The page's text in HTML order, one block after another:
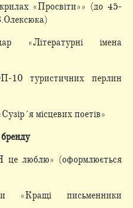
«Просвіти»» (до 45-
«Літературні імена
10 туристичних перлин
місцевих поетів»
це люблю» (оформлюється
«Кращі письменники